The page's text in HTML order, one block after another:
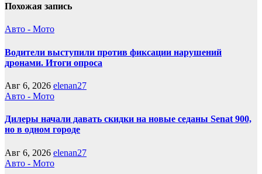
Похожая запись
Авто - Мото
Водители выступили против фиксации нарушений
дронами. Итоги опроса
Авг 6, 2026 elenan27
Авто - Мото
Дилеры начали давать скидки на новые седаны Senat 900,
но в одном городе
Авг 6, 2026 elenan27
Авто - Мото